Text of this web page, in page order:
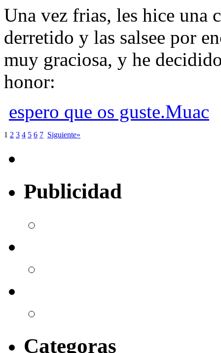
Una vez frias, les hice una
derretido y las salsee por
muy graciosa, y he
honor:
espero que os guste.Muac
1 2 3 4 5 6 7 Siguiente»
Publicidad
Categoras